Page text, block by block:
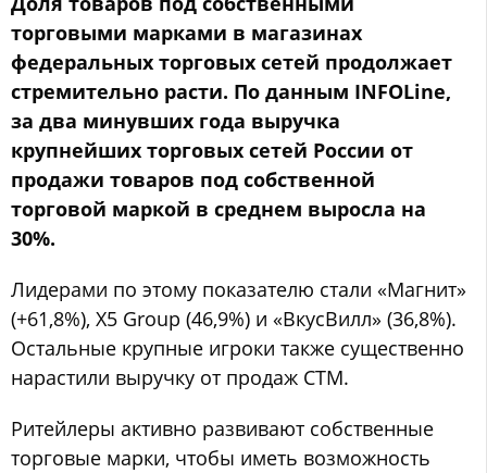
торговыми марками в магазинах
федеральных торговых сетей продолжает
стремительно расти. По данным INFOLine,
за два минувших года выручка
крупнейших торговых сетей России от
продажи товаров под собственной
торговой маркой в среднем выросла на
30%.
Лидерами по этому показателю стали «Магнит»
(+61,8%), X5 Group (46,9%) и «ВкусВилл» (36,8%).
Остальные крупные игроки также существенно
нарастили выручку от продаж СТМ.
Ритейлеры активно развивают собственные
торговые марки, чтобы иметь возможность